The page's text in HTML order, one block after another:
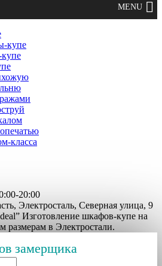
купе
класса
20:00
Электросталь, Северная улица, 9
Изготовление шкафов-купе на
размерам в Электростали.
замерщика